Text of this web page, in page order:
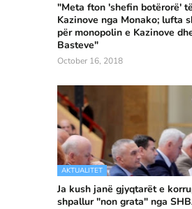
"Meta fton 'shefin botërorë' të
Kazinove nga Monako; lufta
për monopolin e Kazinove
Basteve"
October 16, 2018
AKTUALITET
Ja kush janë gjyqtarët e
shpallur "non grata" nga